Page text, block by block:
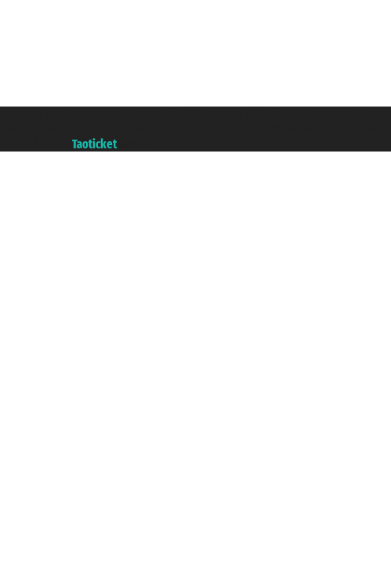
Taoticket